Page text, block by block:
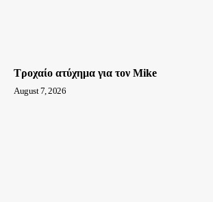
Τροχαίο ατύχημα για τον Mike
August 7, 2026